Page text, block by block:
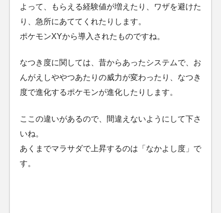
よって、もらえる経験値が増えたり、ワザを避けた
り、急所にあててくれたりします。
ポケモンXYから導入されたものですね。
なつき度に関しては、昔からあったシステムで、お
んがえしややつあたりの威力が変わったり、なつき
度で進化するポケモンが進化したりします。
ここの違いがあるので、間違えないようにして下さ
いね。
あくまでマラサダで上昇するのは「なかよし度」で
す。